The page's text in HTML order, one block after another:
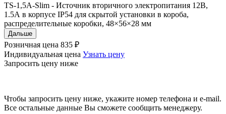
TS-1,5A-Slim - Источник вторичного электропитания 12В,
1.5А в корпусе IP54 для скрытой установки в короба,
распределительные коробки, 48×56×28 мм
Дальше
Розничная цена 835 ₽
Индивидуальная цена Узнать цену
Запросить цену ниже
Чтобы запросить цену ниже, укажите номер телефона и e-mail.
Все остальные данные Вы сможете сообщить менеджеру.